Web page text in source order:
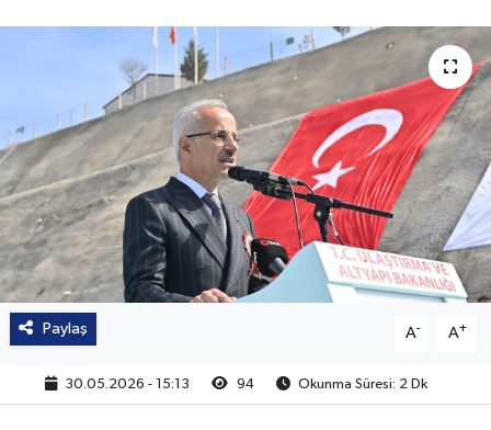
Paylaş A- A+
30.05.2026 - 15:13 94 Okunma Süresi: 2 Dk